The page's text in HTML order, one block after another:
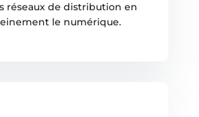
réseaux de distribution en
le numérique.